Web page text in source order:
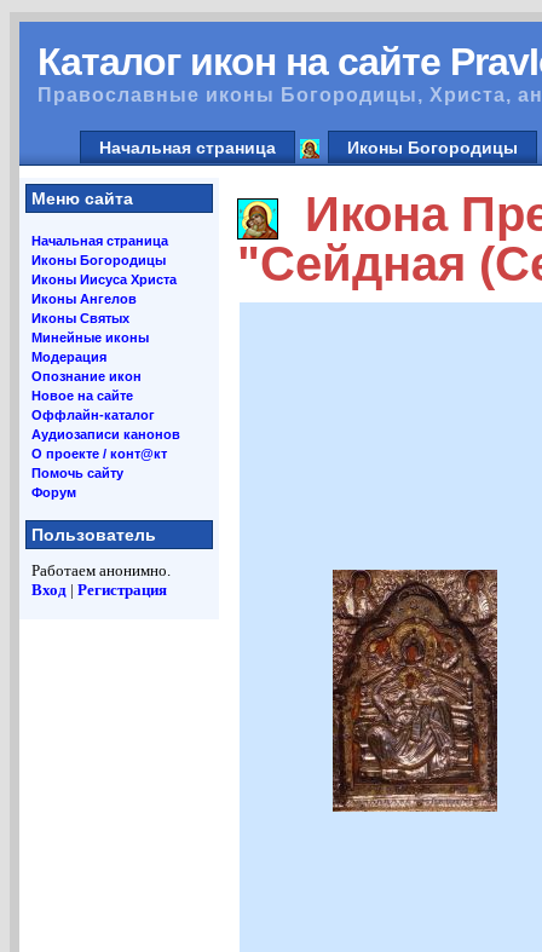
Каталог икон на сайте
Православные иконы Богородицы, Христа,
Начальная страница Иконы Богородицы
Меню сайта
Начальная страница
Иконы Богородицы
Иконы Иисуса Христа
Иконы Ангелов
Иконы Святых
Минейные иконы
Модерация
Опознание икон
Новое на сайте
Оффлайн-каталог
Аудиозаписи канонов
О проекте / конт@кт
Помочь сайту
Форум
Пользователь
Работаем анонимно.
Вход | Регистрация
Икона
"Сейдная